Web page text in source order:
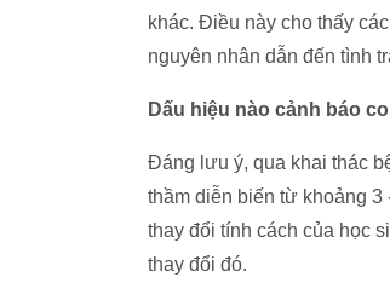
khác. Điều này cho thấy
nguyên nhân dẫn đến tình
Dấu hiệu nào cảnh báo
Đáng lưu ý, qua khai thác
thầm diễn biến từ khoảng
thay đổi tính cách của học
thay đổi đó.